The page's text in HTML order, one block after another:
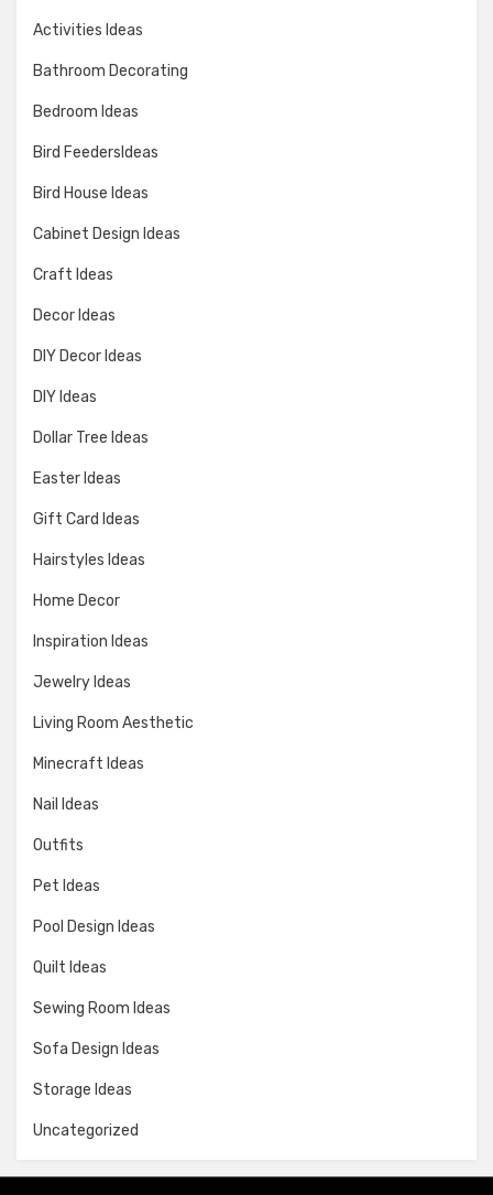
Activities Ideas
Bathroom Decorating
Bedroom Ideas
Bird FeedersIdeas
Bird House Ideas
Cabinet Design Ideas
Craft Ideas
Decor Ideas
DIY Decor Ideas
DIY Ideas
Dollar Tree Ideas
Easter Ideas
Gift Card Ideas
Hairstyles Ideas
Home Decor
Inspiration Ideas
Jewelry Ideas
Living Room Aesthetic
Minecraft Ideas
Nail Ideas
Outfits
Pet Ideas
Pool Design Ideas
Quilt Ideas
Sewing Room Ideas
Sofa Design Ideas
Storage Ideas
Uncategorized